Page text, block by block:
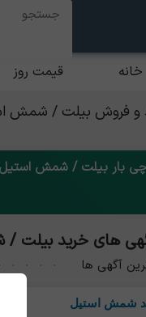
خانه قیمت روز
و فروش بیلت / شمش
بار بیلت / شمش استیل
های خرید بیلت
آگهی ها
شمش استیل